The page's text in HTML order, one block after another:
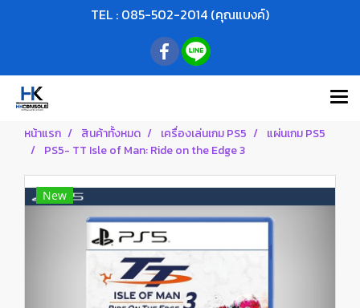
TEL : 085-502-2014 (คุณแบงค์)
หน้าแรก สินค้าทั้งหมด เครื่องเล่นเกม PS5
แผ่นเกม PS5
PS5- TT Isle of Man: Ride on the Edge 3
New